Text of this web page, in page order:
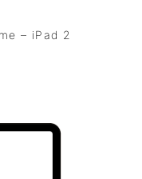
– iPad 2